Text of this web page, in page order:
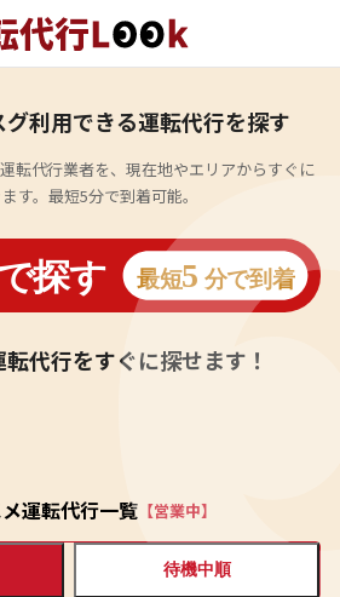
利用できる運転代行を探す
転代行業者を、現在地やエリアからすぐに
す。最短5分で到着可能。
代行をすぐに探せます！
運転代行一覧 【営業中】
待機中順